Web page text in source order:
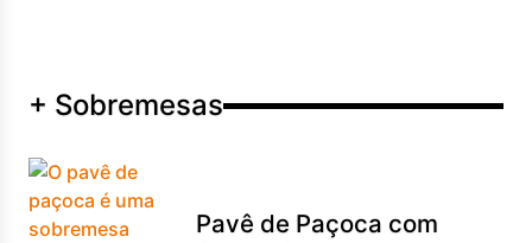
+ Sobremesas
Pavê de Paçoca com